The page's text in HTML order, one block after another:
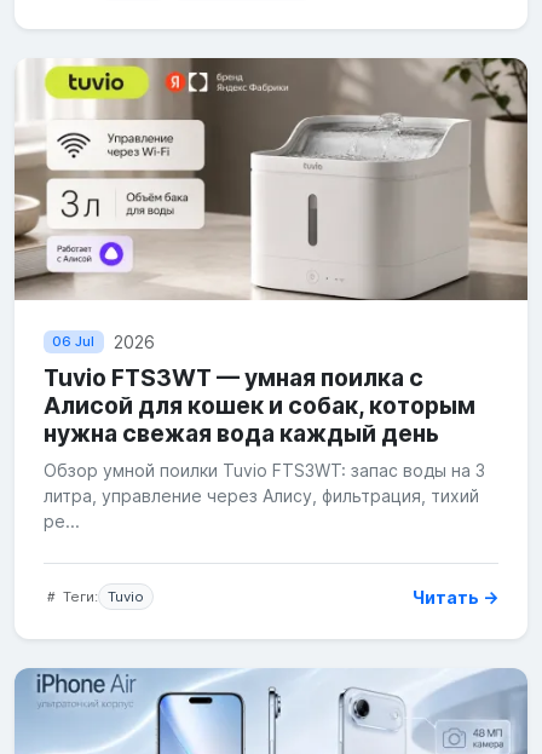
06 Jul 2026
Tuvio FTS3WT — умная поилка с
Алисой для кошек и собак, которым
нужна свежая вода каждый день
Обзор умной поилки Tuvio FTS3WT: запас воды на 3
литра, управление через Алису, фильтрация, тихий
ре...
Теги: Tuvio Читать →